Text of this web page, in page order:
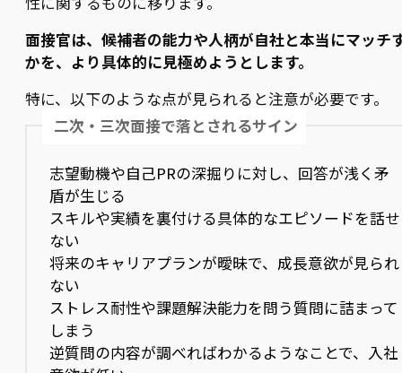
面接官は、候補者の能力や人柄が自社と本当にマッチ
かを、より具体的に見極めようとします。
特に、以下のような点が見られると注意が必要です。
二次・三次面接で落とされるサイン
志望動機や自己PRの深掘りに対し、回答が浅く矛
盾が生じる
スキルや実績を裏付ける具体的なエピソードを話せ
ない
将来のキャリアプランが曖昧で、成長意欲が見られ
ない
ストレス耐性や課題解決能力を問う質問に詰まって
しまう
逆質問の内容が調べればわかるようなことで、入社